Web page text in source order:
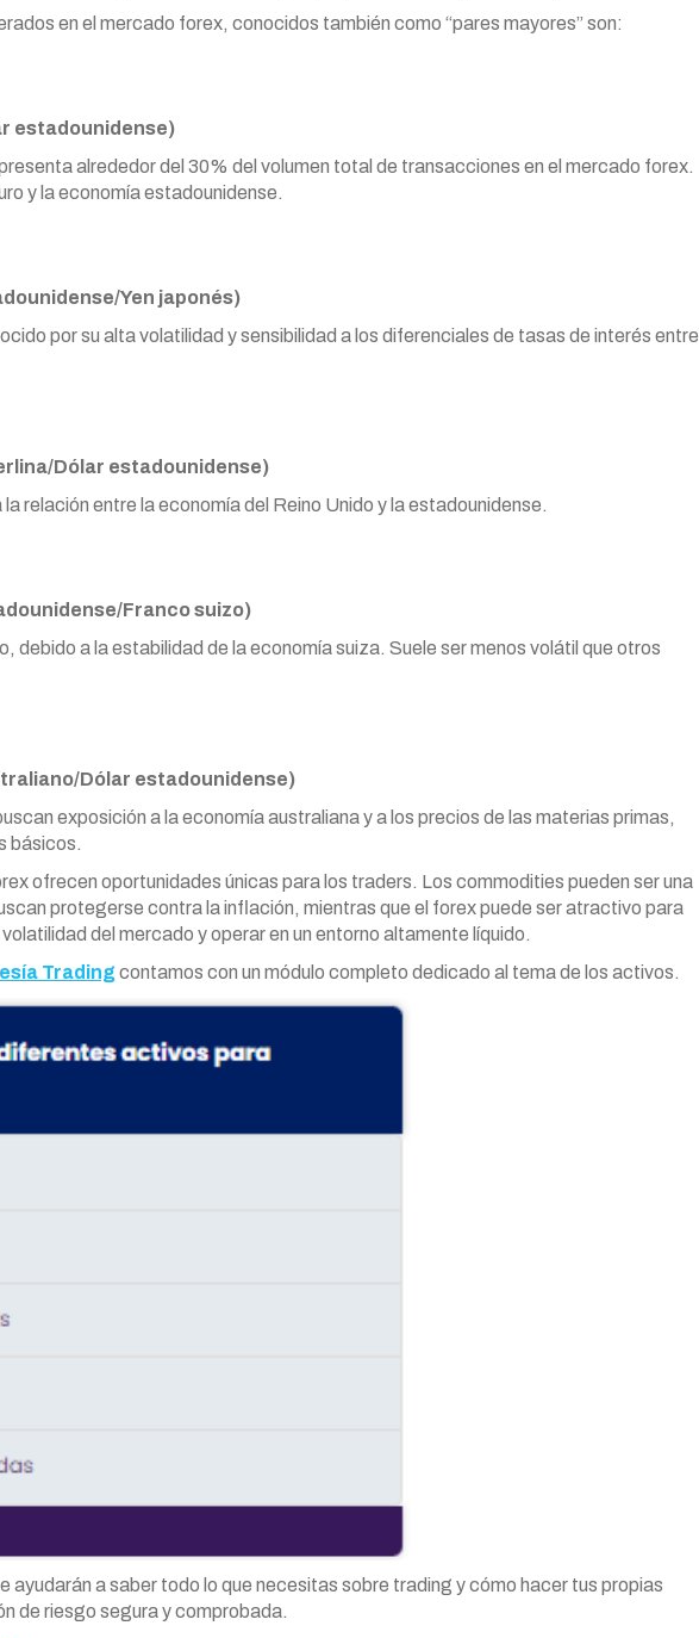
en el mercado forex, conocidos también como “pares mayores” son:
estadounidense)
alrededor del 30% del volumen total de transacciones en el mercado forex.
y la economía estadounidense.
Yen japonés)
por su alta volatilidad y sensibilidad a los diferenciales de tasas de interés entre
Dólar estadounidense)
relación entre la economía del Reino Unido y la estadounidense.
Franco suizo)
debido a la estabilidad de la economía suiza. Suele ser menos volátil que otros
Dólar estadounidense)
exposición a la economía australiana y a los precios de las materias primas,
básicos.
ofrecen oportunidades únicas para los traders. Los commodities pueden ser una
protegerse contra la inflación, mientras que el forex puede ser atractivo para
del mercado y operar en un entorno altamente líquido.
Tradingcontamos con un módulo completo dedicado al tema de los activos.
ayudarán a saber todo lo que necesitas sobre trading y cómo hacer tus propias
de riesgo segura y comprobada.